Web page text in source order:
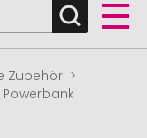
Zubehör
Powerbank